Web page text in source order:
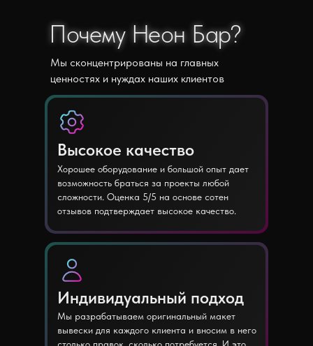
Почему Неон Бар?
Мы сконцентрированы на главных
ценностях и нуждах наших клиентов
Высокое качество
Хорошее оборудование и большой опыт дает
возможность браться за проекты любой
сложности. Оценка 5/5 на основе сотен
отзывов подтверждает высокое качество.
Индивидуальный подход
Мы разрабатываем оригинальный макет
вывески для каждого клиента и вносим в него
столько правок, сколько потребуется. И это
Почему Неон Бар?